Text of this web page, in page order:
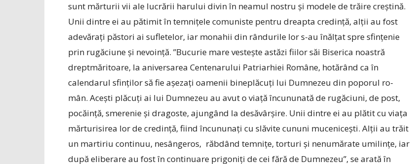
sunt mărturii vii ale lucrării harului divin în neamul nostru și modele de trăire creștină.
Unii dintre ei au pătimit în temnițele comuniste pentru dreapta credință, alții au fost
adevărați păstori ai sufletelor, iar monahii din rândurile lor s-au înălțat spre sfințenie
prin rugăciune și nevoință. ”Bucurie mare vestește astăzi fiilor săi Biserica noastră
dreptmăritoare, la aniversarea Centenarului Patriarhiei Române, hotărând ca în
calendarul sfinților să fie așezați oamenii bineplăcuți lui Dumnezeu din poporul ro-
mân. Acești plăcuți ai lui Dumnezeu au avut o viață încununată de rugăciuni, de post,
pocăință, smerenie și dragoste, ajungând la desăvârșire. Unii dintre ei au plătit cu viața
mărturisirea lor de credință, fiind încununați cu slăvite cununi mucenicești. Alții au trăit
un martiriu continuu, nesângeros, răbdând tem­nițe, torturi și nenumărate umilințe, iar
după eliberare au fost în continuare prigoniți de cei fără de Dumnezeu”, se arată în